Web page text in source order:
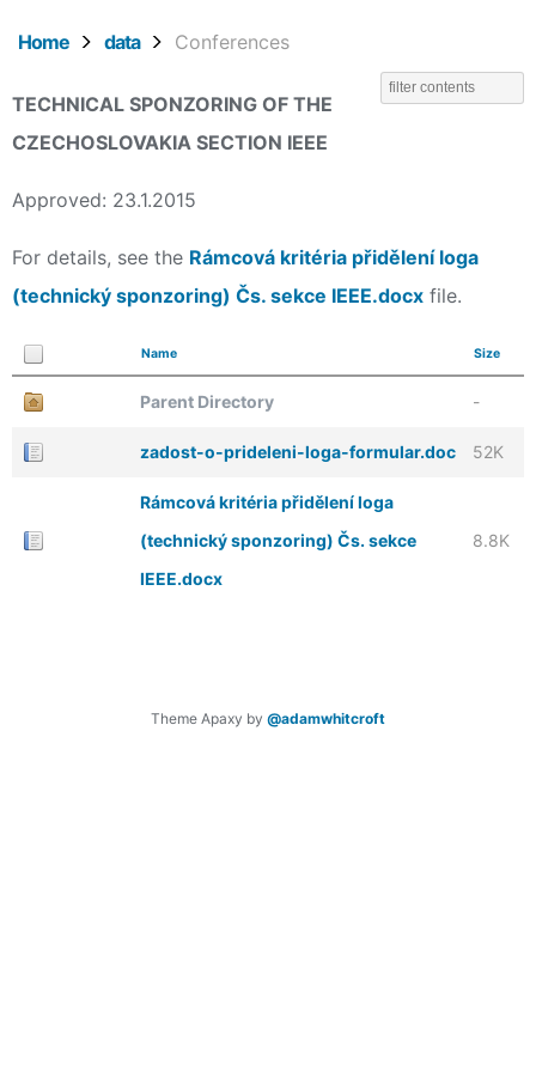
Home data Conferences
TECHNICAL SPONZORING OF THE
CZECHOSLOVAKIA SECTION IEEE
Approved: 23.1.2015
For details, see the Rámcová kritéria přidělení loga
(technický sponzoring) Čs. sekce IEEE.docx file.
Name Size
Parent Directory -
zadost-o-prideleni-loga-formular.doc 52K
Rámcová kritéria přidělení loga
(technický sponzoring) Čs. sekce
IEEE.docx
8.8K
Theme Apaxy by @adamwhitcroft